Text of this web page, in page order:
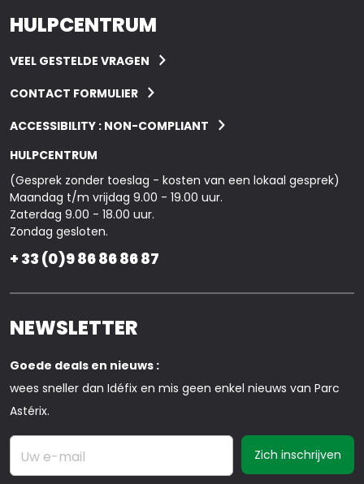
HULPCENTRUM
VEEL GESTELDE VRAGEN
CONTACT FORMULIER
ACCESSIBILITY : NON-COMPLIANT
HULPCENTRUM
(Gesprek zonder toeslag - kosten van een lokaal gesprek)
Maandag t/m vrijdag 9.00 - 19.00 uur.
Zaterdag 9.00 - 18.00 uur.
Zondag gesloten.
+ 33 (0)9 86 86 86 87
NEWSLETTER
Goede deals en nieuws :
wees sneller dan Idéfix en mis geen enkel nieuws van Parc
Astérix.
Uw e-mail